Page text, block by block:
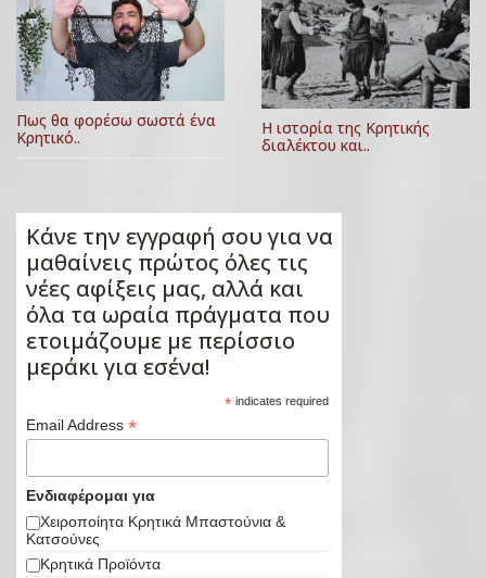
Πως θα φορέσω σωστά ένα
Κρητικό..
Η ιστορία της Κρητικής
διαλέκτου και..
Κάνε την εγγραφή σου για να
μαθαίνεις πρώτος όλες τις
νέες αφίξεις μας, αλλά και
όλα τα ωραία πράγματα που
ετοιμάζουμε με περίσσιο
μεράκι για εσένα!
* indicates required
Email Address *
Ενδιαφέρομαι για
Χειροποίητα Κρητικά Μπαστούνια &
Κατσούνες
Κρητικά Προϊόντα